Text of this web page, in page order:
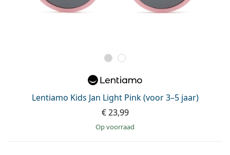
Lentiamo Kids Jan Light Pink (voor 3–5 jaar)
€ 23,99
op voorraad